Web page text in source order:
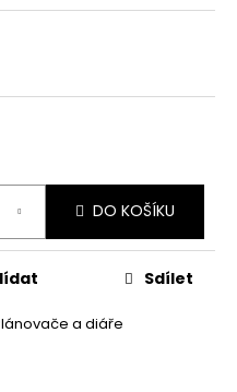
DO KOŠÍKU
a diáře
Sdílet